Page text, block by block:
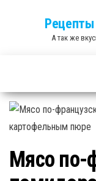
Рецепты
А так же
Мясо по-